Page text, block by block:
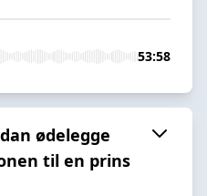
53:58
ødelegge
til en prins